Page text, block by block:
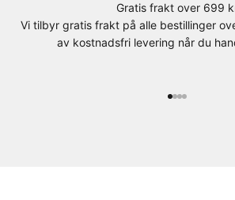
Gratis frakt over 699
Vi tilbyr gratis frakt på alle bestillinger
av kostnadsfri levering når du